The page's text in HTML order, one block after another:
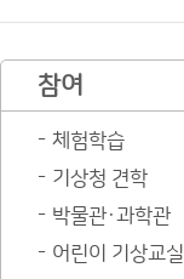
참여
체험학습
기상청 견학
박물관·과학관
어린이 기상교실